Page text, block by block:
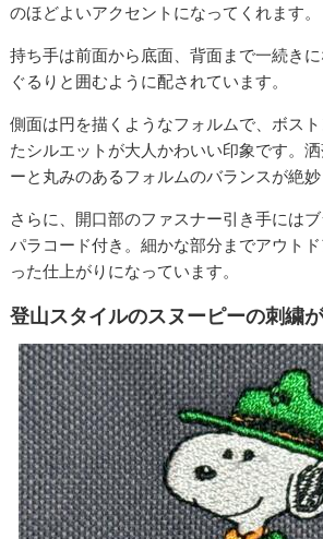
のほどよいアクセントになってくれます。
持ち手は前面から底面、背面まで一続き
ぐるりと囲むように配されています。
側面は円を描くようなフォルムで、ボス
たシルエットが大人かわいい印象です。
ーと丸みのあるフォルムのバランスが絶妙
さらに、開口部のファスナー引き手には
パラコード付き。細かな部分までアウト
った仕上がりになっています。
登山スタイルのスヌーピーの刺繍